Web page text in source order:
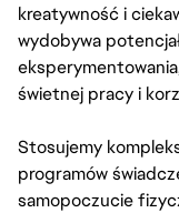
kreatywność i
wydobywa
świetnej pracy i
Stosujemy
programów
samopoczucie